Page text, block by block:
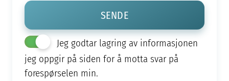
Jeg godtar lagring av informasjonen
jeg oppgir på siden for å motta svar på
forespørselen min.